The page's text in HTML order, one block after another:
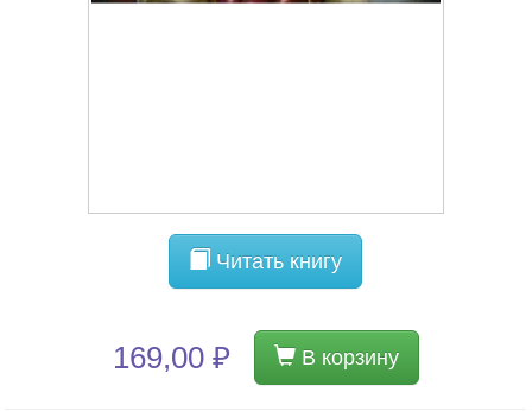
Читать книгу
169,00 ₽ В корзину